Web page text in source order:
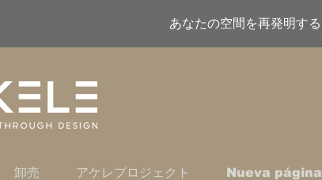
あなたの空間を再発明する
卸売 アケレプロジェクト Nueva página